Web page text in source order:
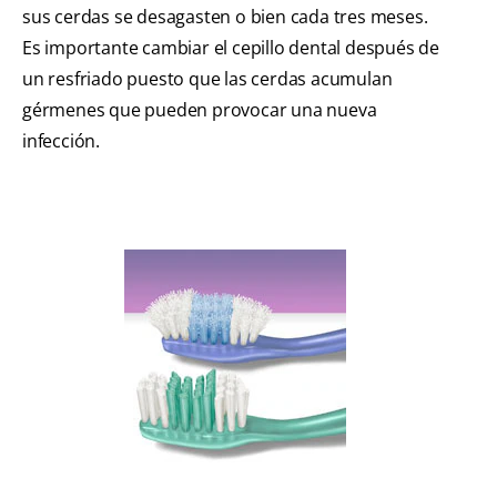
sus cerdas se desagasten o bien cada tres meses.
Es importante cambiar el cepillo dental después de
un resfriado puesto que las cerdas acumulan
gérmenes que pueden provocar una nueva
infección.